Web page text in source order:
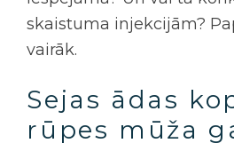
skaistuma injekcijām?
vairāk.
Sejas ādas
rūpes mūža